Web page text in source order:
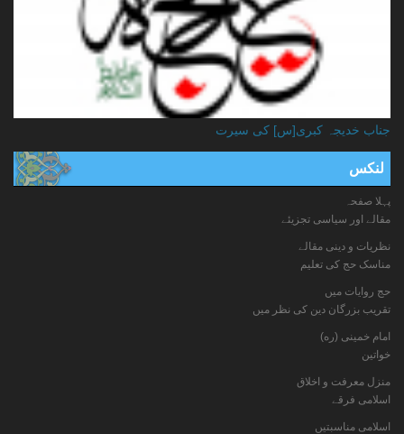
جناب خدیجہ کبری[س] کی سیرت
لنکس
پہلا صفحہ
مقالے اور سیاسی تجزیئے
نظریات و دینی مقالے
مناسک حج کی تعلیم
حج روایات میں
تقریب بزرگان دین کی نظر میں
امام خمینی (ره)
خواتين
منزل معرفت و اخلاق
اسلامی فرقے
اسلامی مناسبتیں